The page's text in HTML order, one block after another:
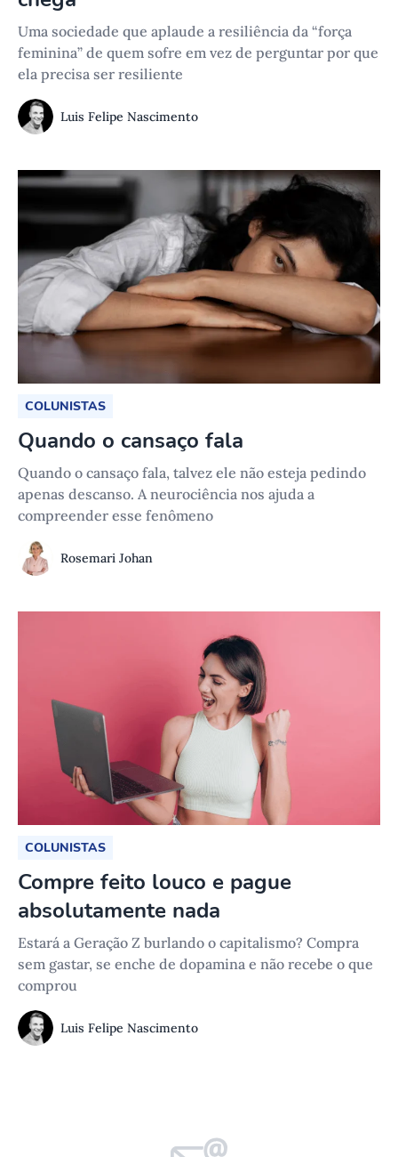
Uma sociedade que aplaude a resiliência da “força
feminina” de quem sofre em vez de perguntar por que
ela precisa ser resiliente
Luis Felipe Nascimento
COLUNISTAS
Quando o cansaço fala
Quando o cansaço fala, talvez ele não esteja pedindo
apenas descanso. A neurociência nos ajuda a
compreender esse fenômeno
Rosemari Johan
COLUNISTAS
Compre feito louco e pague
absolutamente nada
Estará a Geração Z burlando o capitalismo? Compra
sem gastar, se enche de dopamina e não recebe o que
comprou
Luis Felipe Nascimento